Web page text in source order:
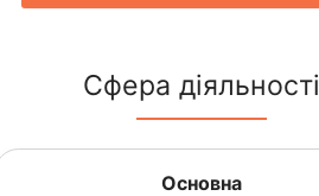
Сфера діяльності
Основна